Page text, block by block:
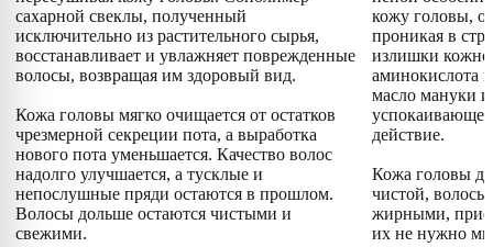
сахарной свеклы, полученный
исключительно из растительного сырья,
восстанавливает и увлажняет поврежденные
волосы, возвращая им здоровый вид.
Кожа головы мягко очищается от остатков
чрезмерной секреции пота, а выработка
нового пота уменьшается. Качество волос
надолго улучшается, а тусклые и
непослушные пряди остаются в прошлом.
Волосы дольше остаются чистыми и
свежими.
кожу головы,
проникая в
излишки
аминокислота
масло мануки
действие.
Кожа головы
чистой, волосы
жирными,
их не нужно